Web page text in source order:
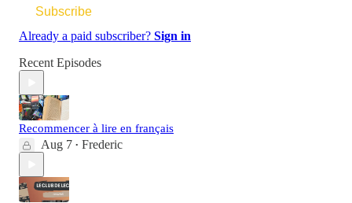
Subscribe
Already a paid subscriber? Sign in
Recent Episodes
Recommencer à lire en français
Aug 7 • Frederic